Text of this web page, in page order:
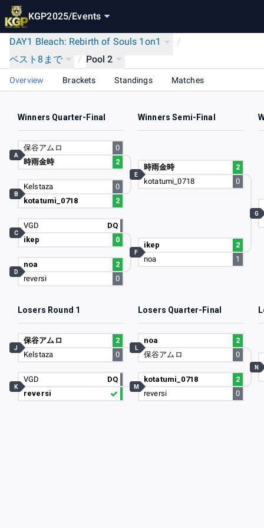
KGP2025/Events
DAY1 Bleach: Rebirth of Souls 1on1
/
ベスト8まで
/ Pool 2
Overview Brackets Standings Matches
Winners Quarter-Final Winners Semi-Final
保谷アムロ
0
時雨金時
2
A
Kelstaza
0
kotatumi_0718
2
B
VGD
DQ
ikep
0
C
noa
2
reversi
0
D
時雨金時
2
kotatumi_0718
0
E
ikep
2
noa
1
F
G
Losers Round 1 Losers Quarter-Final
保谷アムロ
2
Kelstaza
0
J
VGD
DQ
reversi
K
noa
2
保谷アムロ
0
L
kotatumi_0718
2
reversi
0
M
N